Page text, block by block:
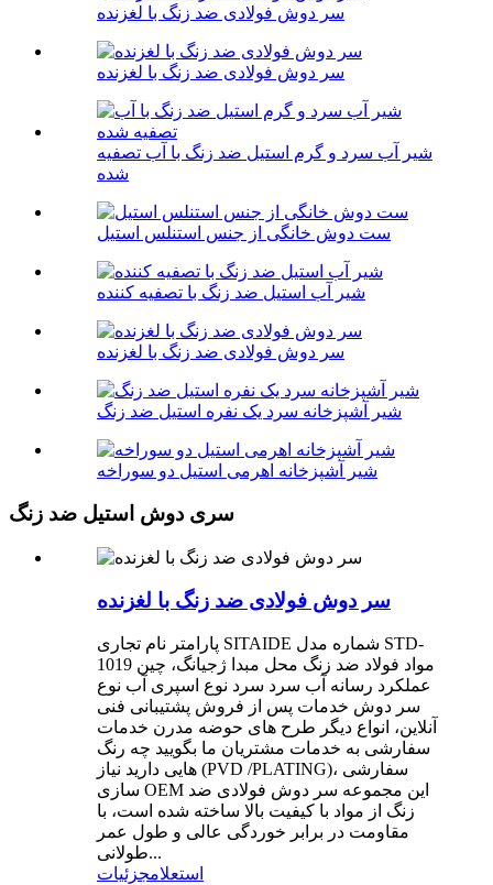
سر دوش فولادی ضد زنگ با لغزنده
سر دوش فولادی ضد زنگ با لغزنده
شیر آب سرد و گرم استیل ضد زنگ با آب تصفیه
شده
ست دوش خانگی از جنس استنلس استیل
شیر آب استیل ضد زنگ با تصفیه کننده
سر دوش فولادی ضد زنگ با لغزنده
شیر آشپزخانه سرد یک نفره استیل ضد زنگ
شیر آشپزخانه اهرمی استیل دو سوراخه
سری دوش استیل ضد زنگ
سر دوش فولادی ضد زنگ با لغزنده
پارامتر نام تجاری SITAIDE شماره مدل STD-
1019 مواد فولاد ضد زنگ محل مبدا ژجیانگ، چین
عملکرد رسانه آب سرد سرد نوع اسپری آب نوع
سر دوش خدمات پس از فروش پشتیبانی فنی
آنلاین، انواع دیگر طرح های حوضه مدرن خدمات
سفارشی به خدمات مشتریان ما بگویید چه رنگ
هایی دارید نیاز (PVD /PLATING)، سفارشی
سازی OEM این مجموعه سر دوش فولادی ضد
زنگ از مواد با کیفیت بالا ساخته شده است، با
مقاومت در برابر خوردگی عالی و طول عمر
طولانی...
استعلامجزئیات